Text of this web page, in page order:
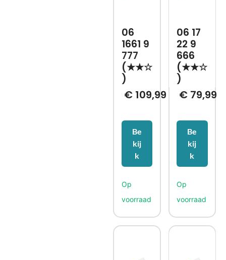
06
1661 9
777
(★★☆
)
€109,99
Be
kij
k
06 17
22 9
666
(★★☆
)
€ 79,99
Be
kij
k